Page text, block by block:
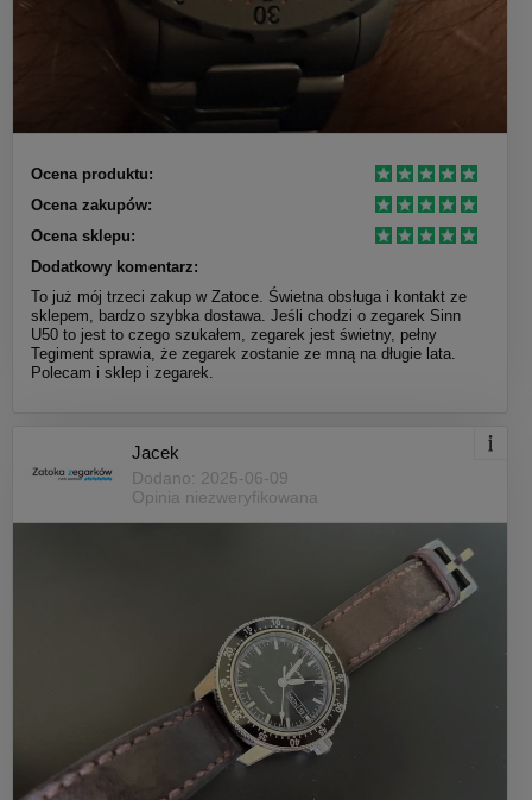
Ocena produktu:
Ocena zakupów:
Ocena sklepu:
Dodatkowy komentarz:
To już mój trzeci zakup w Zatoce. Świetna obsługa i kontakt ze
sklepem, bardzo szybka dostawa. Jeśli chodzi o zegarek Sinn
U50 to jest to czego szukałem, zegarek jest świetny, pełny
Tegiment sprawia, że zegarek zostanie ze mną na długie lata.
Polecam i sklep i zegarek.
Jacek
Dodano: 2025-06-09
Opinia niezweryfikowana